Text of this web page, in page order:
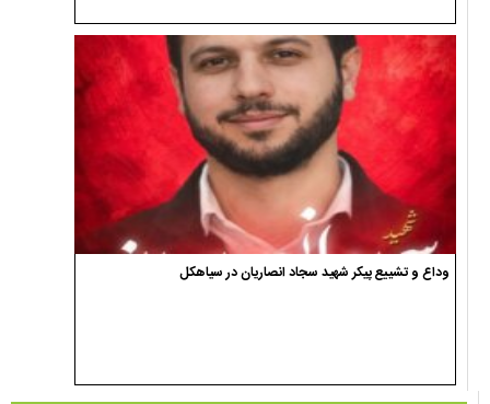
وداع و تشییع پیکر شهید سجاد انصاریان در سیاهکل